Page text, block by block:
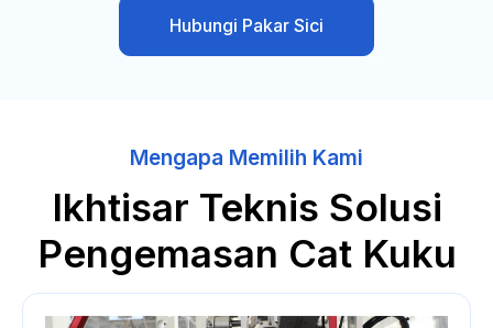
Hubungi Pakar Sici
Mengapa Memilih Kami
Ikhtisar Teknis Solusi
Pengemasan Cat Kuku